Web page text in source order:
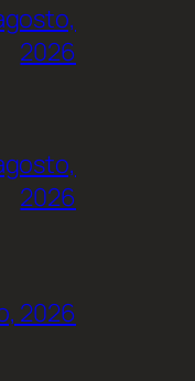
2026
2026
2026